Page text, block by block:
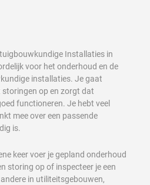
Installaties in
voor het onderhoud en de
installaties. Je gaat
op en zorgt dat
functioneren. Je hebt veel
mee over een passende
is.
keer voer je gepland onderhoud
storing op of inspecteer je een
in utiliteitsgebouwen,